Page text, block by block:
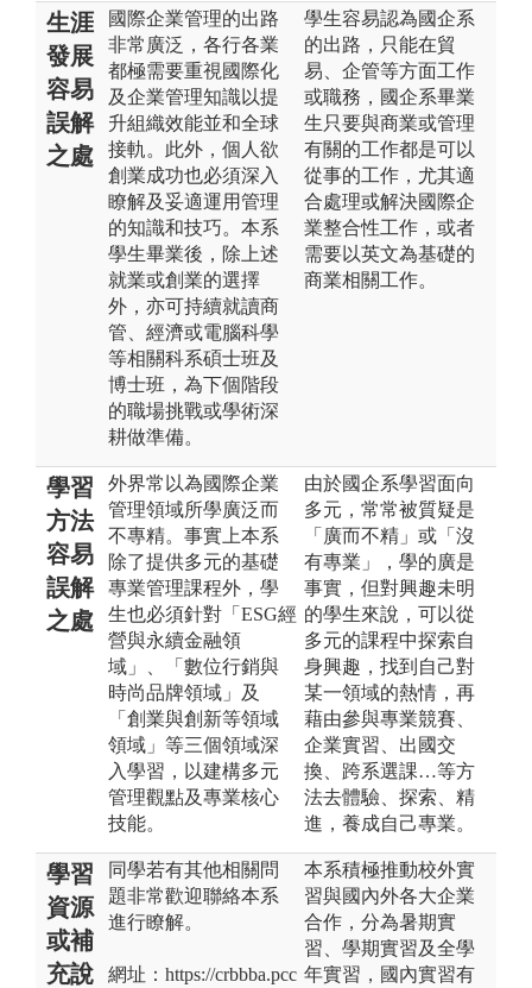
生涯
發展
容易
誤解
之處
國際企業管理的出路
非常廣泛，各行各業
都極需要重視國際化
及企業管理知識以提
升組織效能並和全球
接軌。此外，個人欲
創業成功也必須深入
瞭解及妥適運用管理
的知識和技巧。本系
學生畢業後，除上述
就業或創業的選擇
外，亦可持續就讀商
管、經濟或電腦科學
等相關科系碩士班及
博士班，為下個階段
的職場挑戰或學術深
耕做準備。
學生容易認為國企系
的出路，只能在貿
易、企管等方面工作
或職務，國企系畢業
生只要與商業或管理
有關的工作都是可以
從事的工作，尤其適
合處理或解決國際企
業整合性工作，或者
需要以英文為基礎的
商業相關工作。
學習
方法
容易
誤解
之處
外界常以為國際企業
管理領域所學廣泛而
不專精。事實上本系
除了提供多元的基礎
專業管理課程外，學
生也必須針對「ESG經
營與永續金融領
域」、「數位行銷與
時尚品牌領域」及
「創業與創新等領域
領域」等三個領域深
入學習，以建構多元
管理觀點及專業核心
技能。
由於國企系學習面向
多元，常常被質疑是
「廣而不精」或「沒
有專業」，學的廣是
事實，但對興趣未明
的學生來說，可以從
多元的課程中探索自
身興趣，找到自己對
某一領域的熱情，再
藉由參與專業競賽、
企業實習、出國交
換、跨系選課…等方
法去體驗、探索、精
進，養成自己專業。
學習
資源
或補
充說
同學若有其他相關問
題非常歡迎聯絡本系
進行瞭解。
網址：https://crbbba.pcc
本系積極推動校外實
習與國內外各大企業
合作，分為暑期實
習、學期實習及全學
年實習，國內實習有